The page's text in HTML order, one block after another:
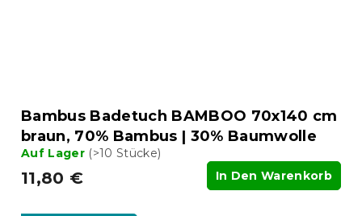
Bambus Badetuch BAMBOO 70x140 cm
braun, 70% Bambus | 30% Baumwolle
Auf Lager (>10 Stücke)
11,80 € In Den Warenkorb